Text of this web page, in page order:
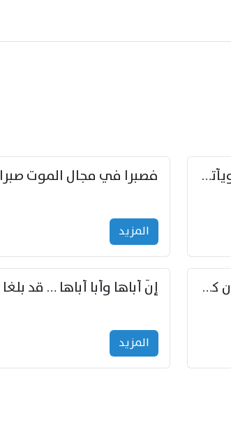
ستبدي لك الأيام ما كنت جاهلا … ويأتيك بالأخبار من لم تزوّد
المزید
أفاطم مهلا بعض هذا التدلل … وإن كنت قد أزمعت صرمي فأجملي
المزید